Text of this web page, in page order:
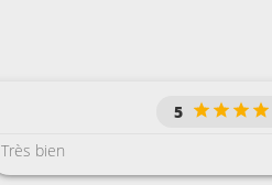
5
Très bien